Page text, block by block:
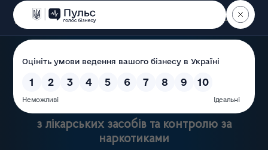
Пошук
Державна служба України
з лікарських засобів та контролю за
наркотиками